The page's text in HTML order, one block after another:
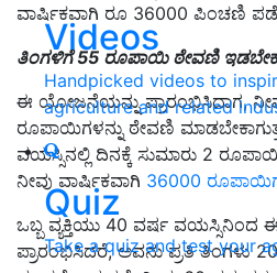
Videos
Handpicked videos to
agriculture and related
Quiz
Take a quiz and test your
ವಾರ್ಷಿಕವಾಗಿ ರೂ 36000 ಪಿಂಚಣಿ
ತಿಂಗಳಿಗೆ 55 ರೂಪಾಯಿ ಠೇವಣಿ
ಈ ಯೋಜನೆಯನ್ನು ಪ್ರಾರಂಭಿಸಿದಾಗ,
ರೂಪಾಯಿಗಳನ್ನು ಠೇವಣಿ
ವಯಸ್ಸಿನಲ್ಲಿ ದಿನಕ್ಕೆ ಸುಮಾರು 2
ನೀವು ವಾರ್ಷಿಕವಾಗಿ 36000
ಒಬ್ಬ ವ್ಯಕ್ತಿಯು 40 ವರ್ಷ
ಪ್ರಾರಂಭಿಸಿದರೆ, ಅವನು ಪ್ರತಿ ತಿಂಗಳು